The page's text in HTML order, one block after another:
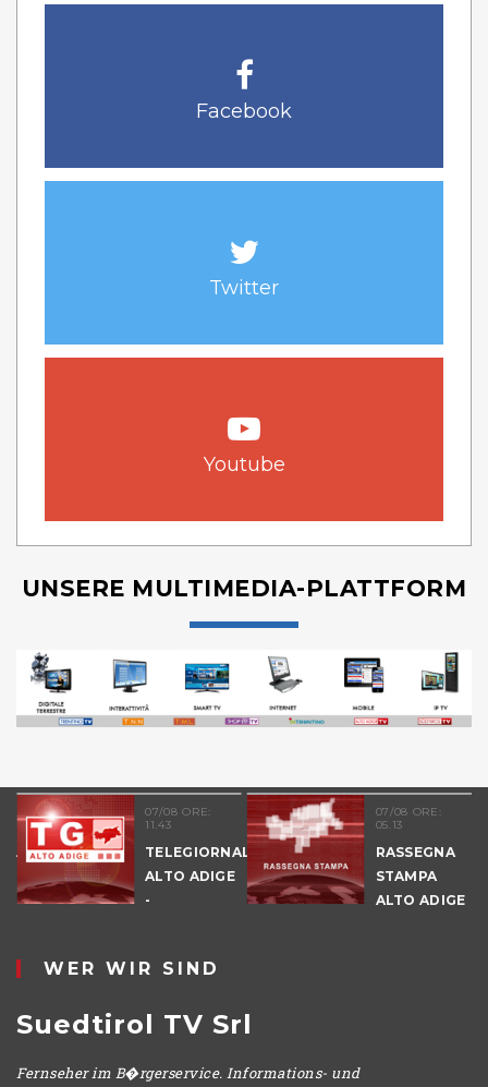
Facebook
Twitter
Youtube
UNSERE MULTIMEDIA-PLATTFORM
07/08 ORE:
11.43
TELEGIORNALE
ALTO ADIGE
-
07/08 ORE:
05.13
RASSEGNA
STAMPA
ALTO ADIGE
WER WIR SIND
Suedtirol TV Srl
Fernseher im B�rgerservice. Informations- und